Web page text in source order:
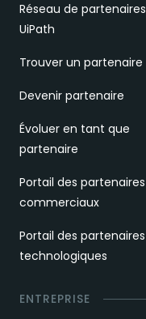
Réseau de partenaires
UiPath
Trouver un partenaire
Devenir partenaire
Évoluer en tant que
partenaire
Portail des partenaires
commerciaux
Portail des partenaires
technologiques
ENTREPRISE